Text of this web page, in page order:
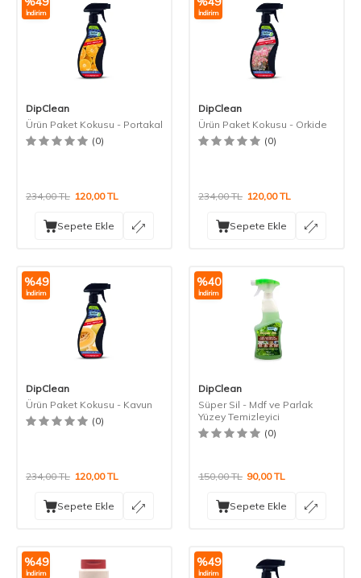
İndirim
DipClean
Ürün Paket Kokusu - Portakal
(0)
234,00TL 120,00TL
Sepete Ekle
İndirim
DipClean
Ürün Paket Kokusu - Orkide
(0)
234,00TL 120,00TL
Sepete Ekle
%49
İndirim
DipClean
Ürün Paket Kokusu - Kavun
(0)
234,00TL 120,00TL
Sepete Ekle
%40
İndirim
DipClean
Süper Sil - Mdf ve Parlak
Yüzey Temizleyici
(0)
150,00TL 90,00TL
Sepete Ekle
%49
İndirim
%49
İndirim